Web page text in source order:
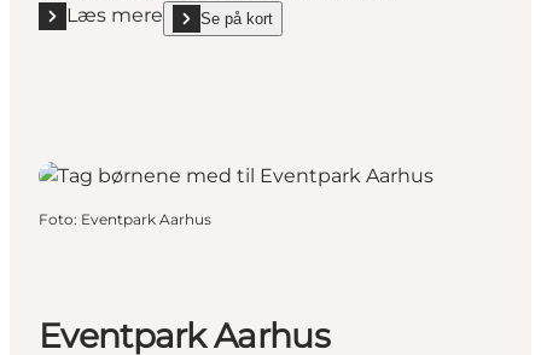
Læs mere
Læs mere "Trampolinpark Rush Danmark"
Se på kort
show Trampolinpark Rush Danmark on_map
Foto: Eventpark Aarhus
Eventpark Aarhus